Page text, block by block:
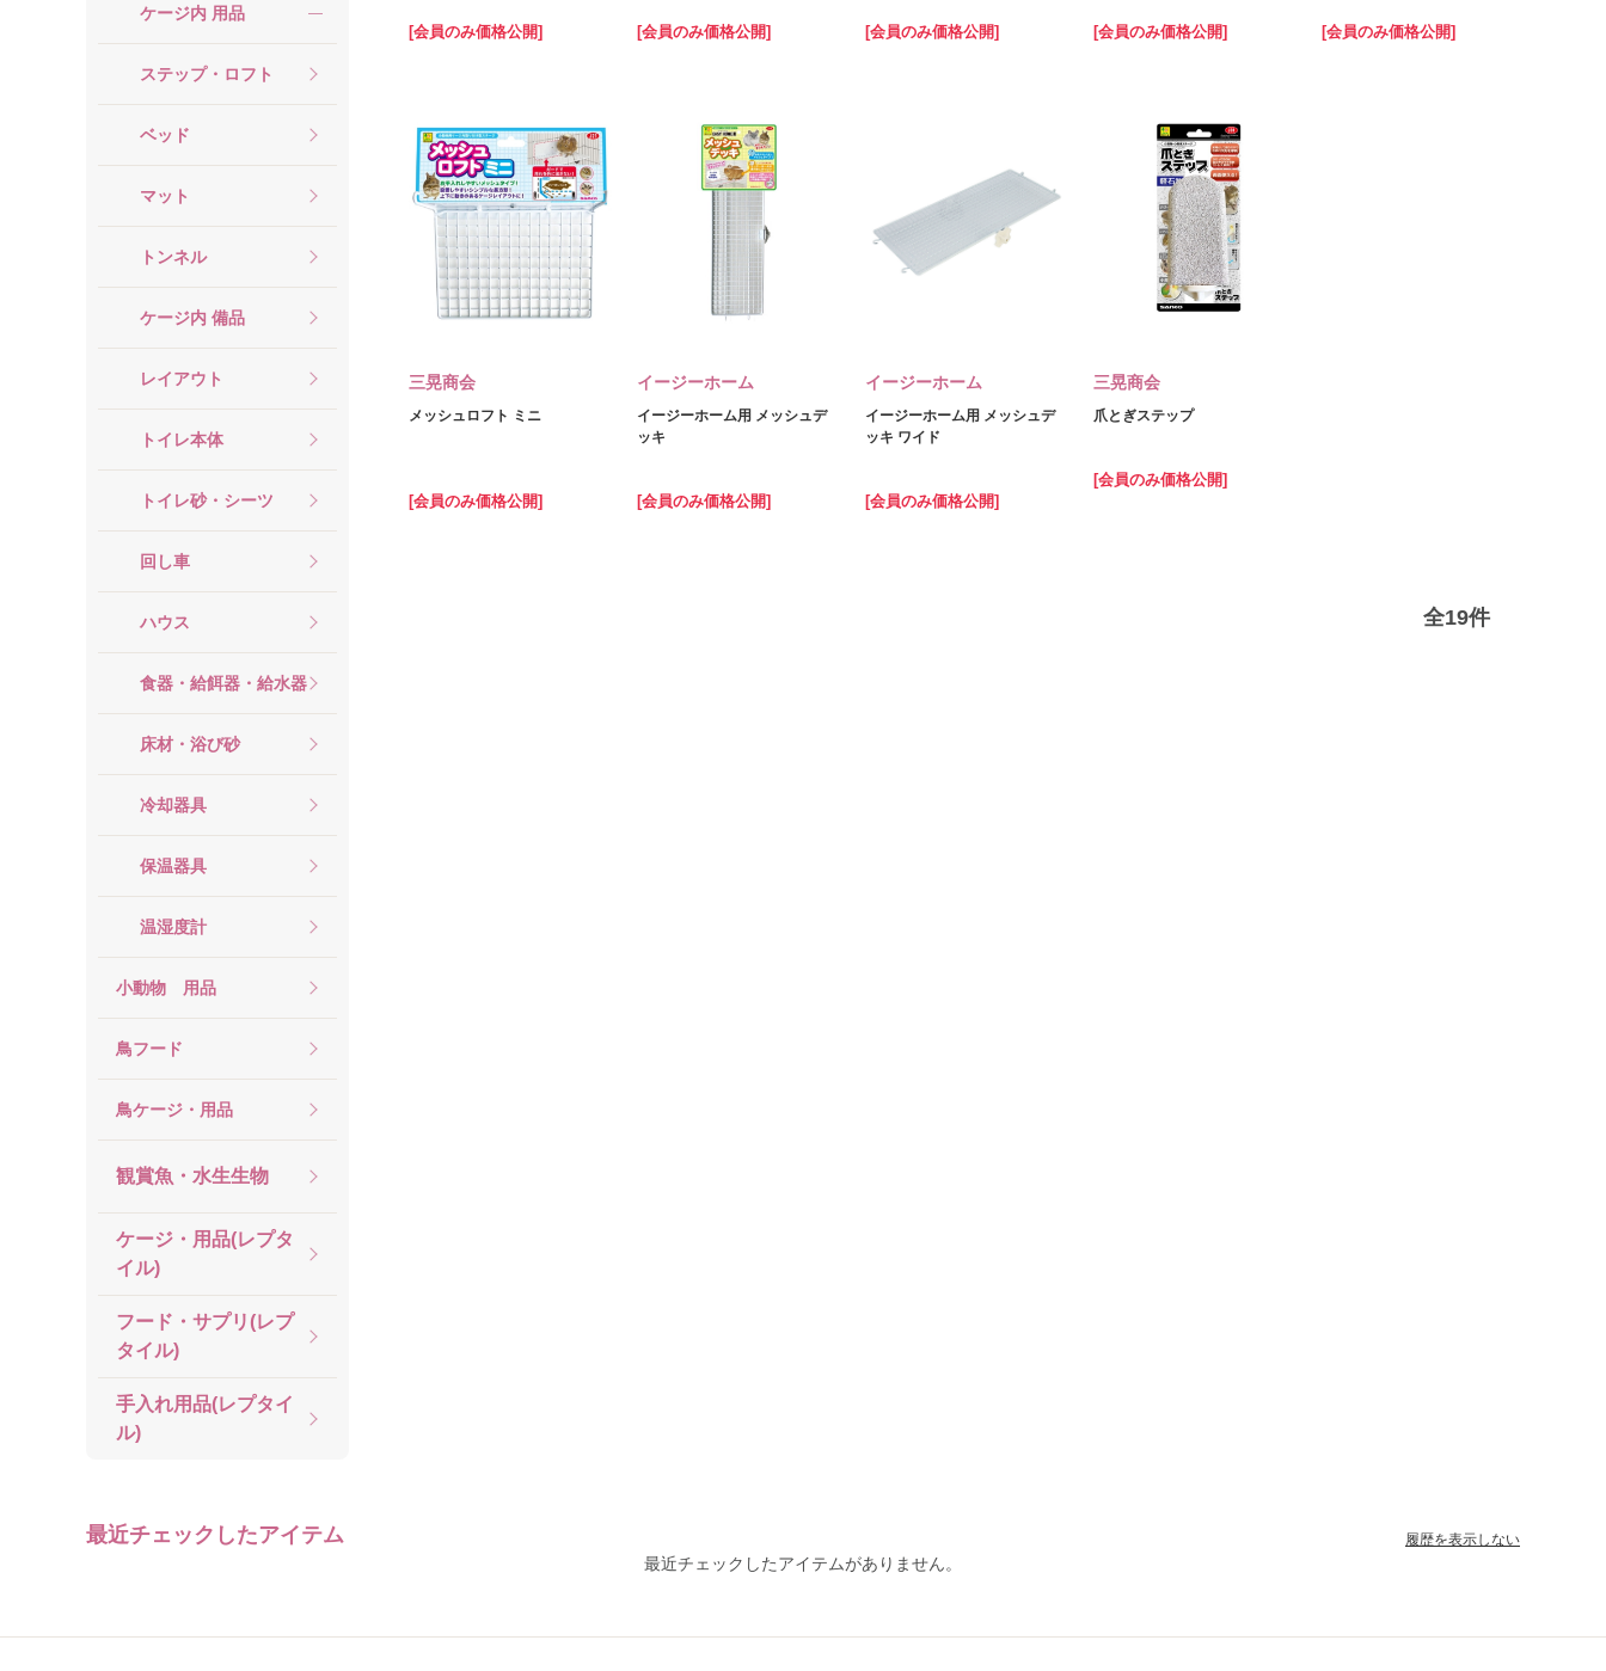
ケージ内 用品
ステップ・ロフト
ベッド
マット
トンネル
ケージ内 備品
レイアウト
トイレ本体
トイレ砂・シーツ
回し車
ハウス
食器・給餌器・給水器
床材・浴び砂
冷却器具
保温器具
温湿度計
小動物 用品
鳥フード
鳥ケージ・用品
観賞魚・水生生物
ケージ・用品(レプタ
イル)
フード・サプリ(レプ
タイル)
手入れ用品(レプタイ
ル)
[会員のみ価格公開] [会員のみ価格公開] [会員のみ価格公開] [会員のみ価格公開] [会員のみ価格公開]
三晃商会
メッシュロフト ミニ
[会員のみ価格公開]
イージーホーム
イージーホーム用 メッシュデ
ッキ
[会員のみ価格公開]
イージーホーム
イージーホーム用 メッシュデ
ッキ ワイド
[会員のみ価格公開]
三晃商会
爪とぎステップ
[会員のみ価格公開]
全19件
最近チェックしたアイテム
最近チェックしたアイテムがありません。
履歴を表示しない